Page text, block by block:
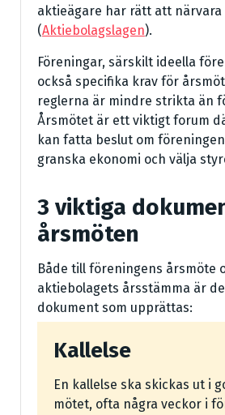
aktieägare har rätt att närvara
(Aktiebolagslagen).
Föreningar, särskilt ideella
också specifika krav för
reglerna är mindre strikta än
Årsmötet är ett viktigt forum
kan fatta beslut om
granska ekonomi och välja
3 viktiga
årsmöten
Både till föreningens årsmöte
aktiebolagets årsstämma är
dokument som upprättas:
Kallelse
En kallelse ska skickas ut i
mötet, ofta några veckor i